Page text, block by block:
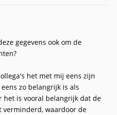
gegevens ook om de
het met mij eens zijn
zo belangrijk is als
het is vooral belangrijk dat de
verminderd, waardoor de